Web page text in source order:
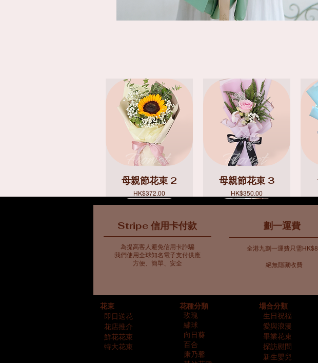
母親節花束 2
價格
HK$372.00
母親節花束 3
價格
HK$350.00
母親節花瓶 8
藍色主調花束10 藍色主調花束9
藍色主調花束5
Stripe 信用卡付款
為提高客人避免信用卡詐騙
我們使用全球知名電子支付供應
方便、簡單、安全
全港九劃一運費只需
絕無隱藏收費​
​劃一運費
花束
即日送花
花店推介
鮮花花束
特大花束
花種分類
玫瑰
繡球
向日葵
百合
康乃馨
​場合分類
生日祝福
愛與浪漫
畢業花束
探訪慰問
新生嬰兒